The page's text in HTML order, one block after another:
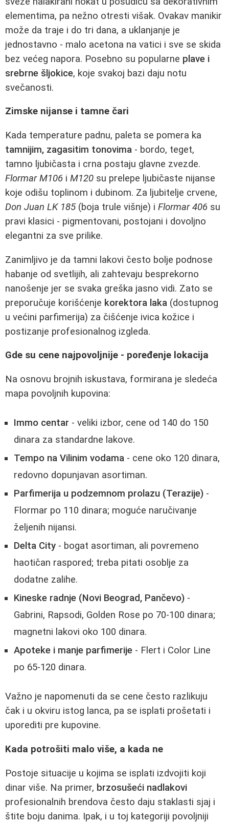
elementima, pa nežno otresti višak. Ovakav manikir
može da traje i do tri dana, a uklanjanje je
jednostavno - malo acetona na vatici i sve se skida
bez većeg napora. Posebno su popularne plave i
srebrne šljokice, koje svakoj bazi daju notu
svečanosti.
Zimske nijanse i tamne čari
Kada temperature padnu, paleta se pomera ka
tamnijim, zagasitim tonovima - bordo, teget,
tamno ljubičasta i crna postaju glavne zvezde.
Flormar M106 i M120 su prelepe ljubičaste nijanse
koje odišu toplinom i dubinom. Za ljubitelje crvene,
Don Juan LK 185(boja trule višnje) i Flormar 406 su
pravi klasici - pigmentovani, postojani i dovoljno
elegantni za sve prilike.
Zanimljivo je da tamni lakovi često bolje podnose
habanje od svetlijih, ali zahtevaju besprekorno
nanošenje jer se svaka greška jasno vidi. Zato se
preporučuje korišćenje korektora laka (dostupnog
u većini parfimerija) za čišćenje ivica kožice i
postizanje profesionalnog izgleda.
Gde su cene najpovoljnije - poređenje lokacija
Na osnovu brojnih iskustava, formirana je sledeća
mapa povoljnih kupovina:
Immo centar - veliki izbor, cene od 140 do 150
dinara za standardne lakove.
Tempo na Vilinim vodama - cene oko 120 dinara,
redovno dopunjavan asortiman.
Parfimerija u podzemnom prolazu (Terazije) -
Flormar po 110 dinara; moguće naručivanje
željenih nijansi.
Delta City - bogat asortiman, ali povremeno
haotičan raspored; treba pitati osoblje za
dodatne zalihe.
Kineske radnje (Novi Beograd, Pančevo) -
Gabrini, Rapsodi, Golden Rose po 70-100 dinara;
magnetni lakovi oko 100 dinara.
Apoteke i manje parfimerije - Flert i Color Line
po 65-120 dinara.
Važno je napomenuti da se cene često razlikuju
čak i u okviru istog lanca, pa se isplati prošetati i
uporediti pre kupovine.
Kada potrošiti malo više, a kada ne
Postoje situacije u kojima se isplati izdvojiti koji
dinar više. Na primer, brzosušeći nadlakovi
profesionalnih brendova često daju staklasti sjaj i
štite boju danima. Ipak, i u toj kategoriji povoljniji